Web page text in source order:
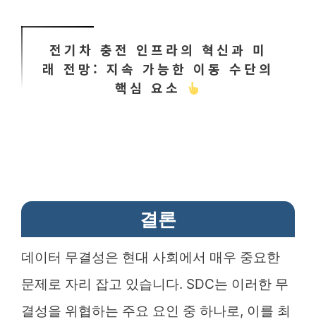
전기차 충전 인프라의 혁신과 미
래 전망: 지속 가능한 이동 수단의
핵심 요소
결론
데이터 무결성은 현대 사회에서 매우 중요한
문제로 자리 잡고 있습니다. SDC는 이러한 무
결성을 위협하는 주요 요인 중 하나로, 이를 최